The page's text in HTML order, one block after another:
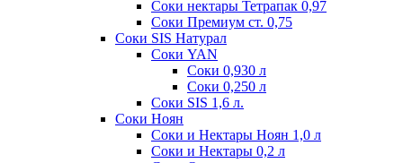
Соки нектары Тетрапак 0,97
Соки Премиум ст. 0,75
Соки SIS Натурал
Соки YAN
Соки 0,930 л
Соки 0,250 л
Соки SIS 1,6 л.
Соки Ноян
Соки и Нектары Ноян 1,0 л
Соки и Нектары 0,2 л